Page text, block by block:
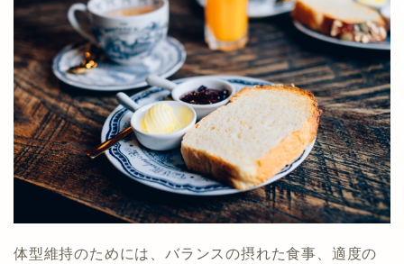
体型維持のためには、バランスの摂れた食事、適度の